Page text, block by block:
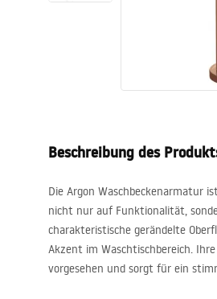
Badarmaturen
Badezimmerzubehör und
Beschreibung des
Die Argon Waschbeckenarmatur
nicht nur auf Funktionalität,
charakteristische gerändelte
Akzent im Waschtischbereich.
vorgesehen und sorgt für ein